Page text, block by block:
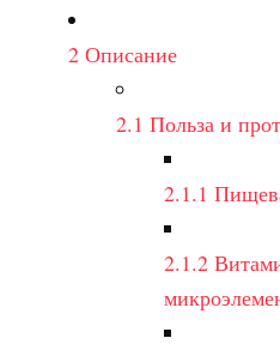
2 Описание
2.1 Польза и
2.1.1
2.1.2